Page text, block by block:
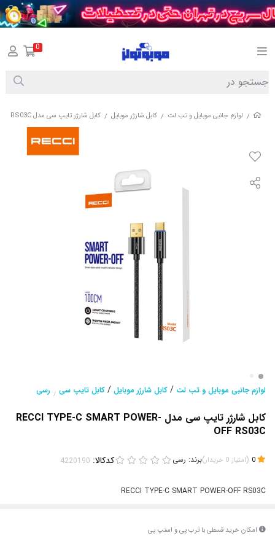
/ لوازم جانبی موبایل و تب لت / کابل شارژر موبایل / کابل شارژر تایپ سی مدل RECCI TYPE-C SMART POWER-OFF RS03C
لوازم جانبی موبایل و تب لت / کابل شارژر موبایل / کابل تایپ سی / رسی
کابل شارژر تایپ سی مدل RECCI TYPE-C SMART POWER-
OFF RS03C
(امتیاز 0 خریدار)برند: رسی کدکالا:
RECCI TYPE-C SMART POWER-OFF RS03C
امکان خرید قسطی با ترب پی و اسنپ پی
0